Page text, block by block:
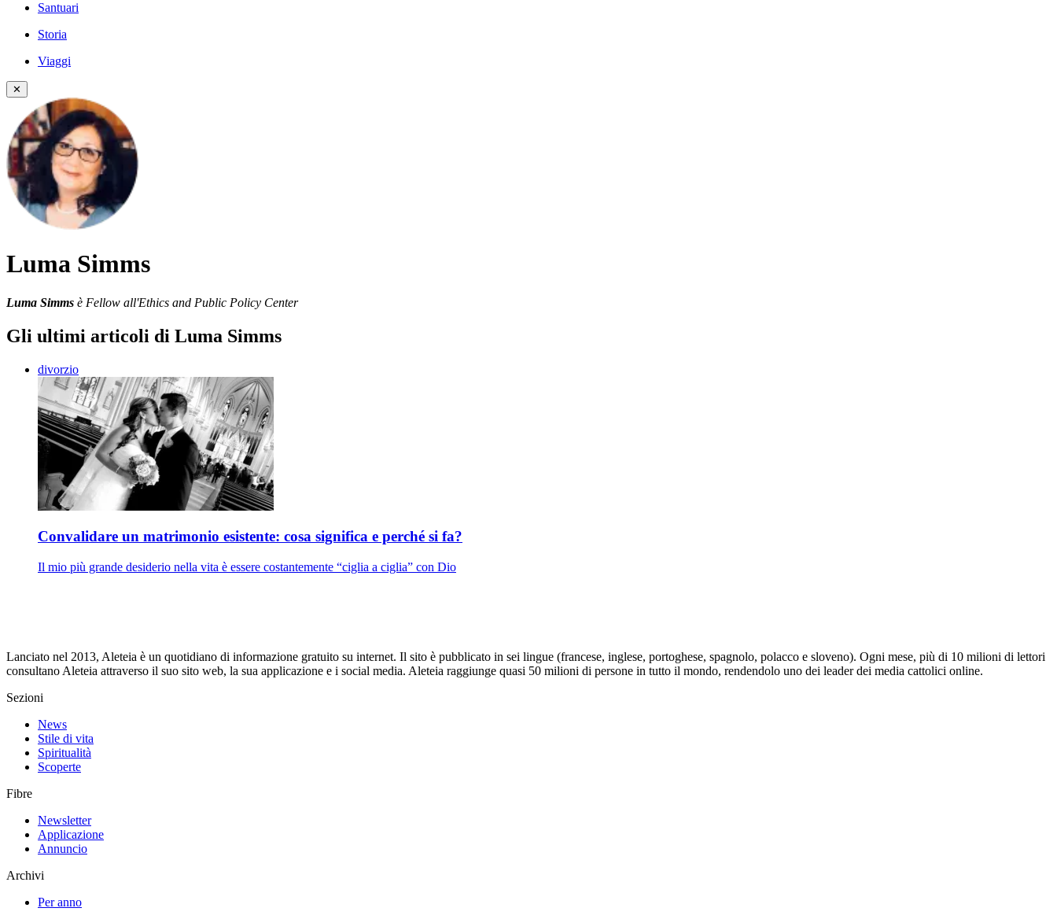
Santuari
Storia
Viaggi
✕
Luma Simms
Luma Simms è Fellow all'Ethics and Public Policy Center
Gli ultimi articoli di Luma Simms
divorzio
Convalidare un matrimonio esistente: cosa significa e perché si fa?
Il mio più grande desiderio nella vita è essere costantemente “ciglia a ciglia” con Dio
Lanciato nel 2013, Aleteia è un quotidiano di informazione gratuito su internet. Il sito è pubblicato in sei lingue (francese, inglese, portoghese, spagnolo, polacco e sloveno). Ogni mese, più di 10 milioni di lettori
consultano Aleteia attraverso il suo sito web, la sua applicazione e i social media. Aleteia raggiunge quasi 50 milioni di persone in tutto il mondo, rendendolo uno dei leader dei media cattolici online.
Sezioni
News
Stile di vita
Spiritualità
Scoperte
Fibre
Newsletter
Applicazione
Annuncio
Archivi
Per anno